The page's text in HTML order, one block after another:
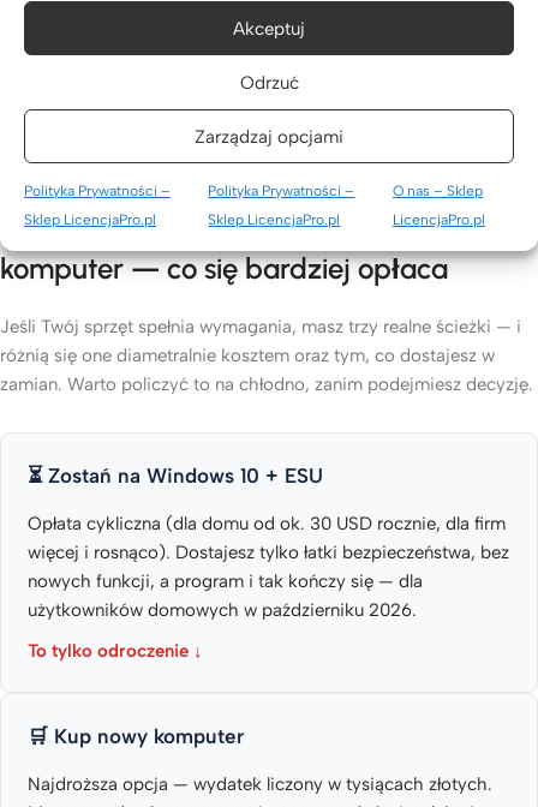
Akceptuj
Odrzuć
Zarządzaj opcjami
Polityka Prywatności –
Sklep LicencjaPro.pl
Polityka Prywatności –
Sklep LicencjaPro.pl
O nas – Sklep
LicencjaPro.pl
Sprawdź aktualną cenę Windows 11 →
Wieczysta licencja, ESU czy nowy
komputer — co się bardziej opłaca
Jeśli Twój sprzęt spełnia wymagania, masz trzy realne ścieżki — i
różnią się one diametralnie kosztem oraz tym, co dostajesz w
zamian. Warto policzyć to na chłodno, zanim podejmiesz decyzję.
⏳ Zostań na Windows 10 + ESU
Opłata cykliczna (dla domu od ok. 30 USD rocznie, dla firm
więcej i rosnąco). Dostajesz tylko łatki bezpieczeństwa, bez
nowych funkcji, a program i tak kończy się — dla
użytkowników domowych w październiku 2026.
To tylko odroczenie ↓
🛒 Kup nowy komputer
Najdroższa opcja — wydatek liczony w tysiącach złotych.